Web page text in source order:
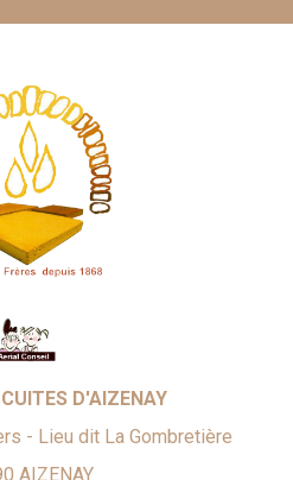
D'AIZENAY
- Lieu dit La Gombretière
AIZENAY